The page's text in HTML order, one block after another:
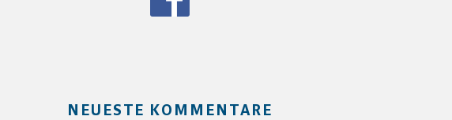
NEUESTE KOMMENTARE